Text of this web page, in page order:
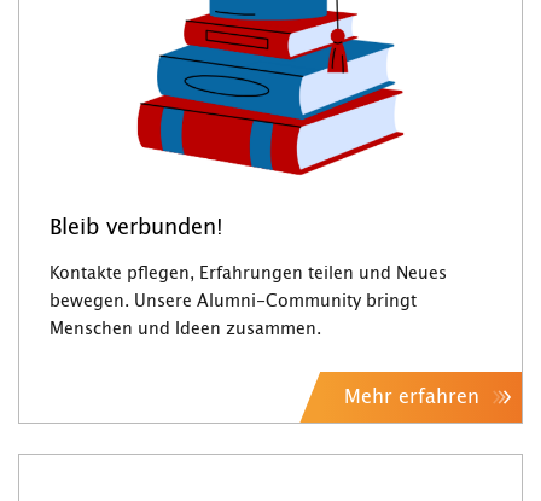
Bleib verbunden!
Kontakte pflegen, Erfahrungen teilen und Neues
bewegen. Unsere Alumni-Community bringt
Menschen und Ideen zusammen.
Mehr erfahren